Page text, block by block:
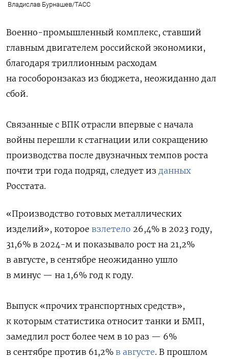
Владислав Бурнашев/ТАСС
Военно-промышленный комплекс, ставший
главным двигателем российской экономики,
благодаря триллионным расходам
на гособоронзаказ из бюджета, неожиданно дал
сбой.
Связанные с ВПК отрасли впервые с начала
войны перешли к стагнации или сокращению
производства после двузначных темпов роста
почти три года подряд, следует из данных
Росстата.
«Производство готовых металлических
изделий», которое взлетело 26,4% в 2023 году,
31,6% в 2024-м и показывало рост на 21,2%
в августе, в сентябре неожиданно ушло
в минус — на 1,6% год к году.
Выпуск «прочих транспортных средств»,
к которым статистика относит танки и БМП,
замедлил рост более чем в 10 раз — 6%
в сентябре против 61,2% в августе. В прошлом